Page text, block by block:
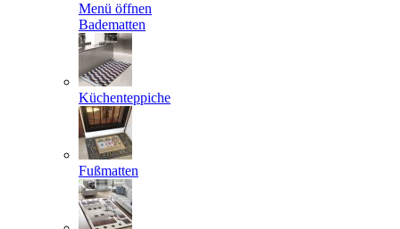
Menü öffnen
Badematten
Küchenteppiche
Fußmatten